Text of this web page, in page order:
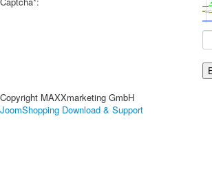
Copyright MAXXmarketing GmbH
JoomShopping Download & Support